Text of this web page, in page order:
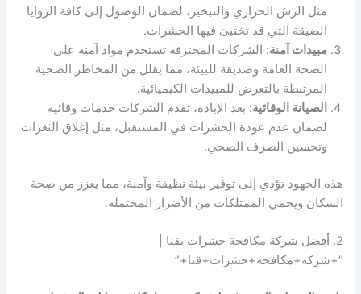
مثل الرش الحراري والتبخير، لضمان الوصول إلى كافة الزوايا
الضيقة التي قد تختبئ فيها الحشرات.
مبيدات آمنة: الشركات المحترفة تستخدم مواد آمنة على
الصحة العامة وصديقة للبيئة، مما يقلل من المخاطر الصحية
المرتبطة بالتعرض للمبيدات الكيميائية.
الصيانة الوقائية: بعد الإبادة، تقدم الشركات خدمات وقائية
لضمان عدم عودة الحشرات في المستقبل، مثل إغلاق الثغرات
وتحسين الصرف الصحي.
هذه الجهود تؤدي إلى توفير بيئة نظيفة وآمنة، مما يعزز من صحة
السكان ويحمي الممتلكات من الأضرار المحتملة.
2. أفضل شركة مكافحة حشرات بقنا |
“+شركه+مكافحه+حشرات+قنا+”